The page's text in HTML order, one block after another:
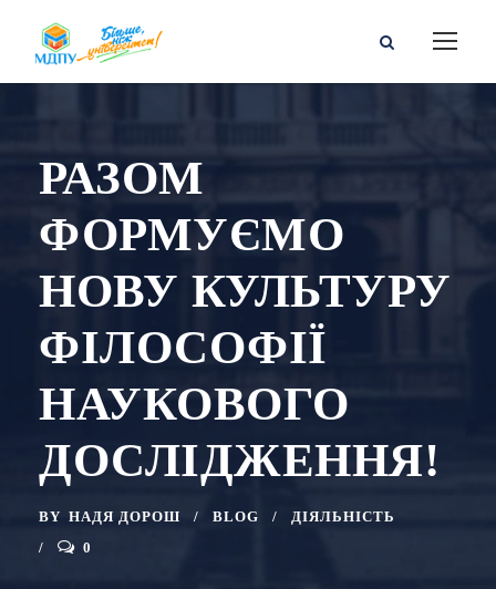
РАЗОМ
ФОРМУЄМО
НОВУ КУЛЬТУРУ
ФІЛОСОФІЇ
НАУКОВОГО
ДОСЛІДЖЕННЯ!
BY НАДЯ ДОРОШ BLOG
ДІЯЛЬНІСТЬ
0